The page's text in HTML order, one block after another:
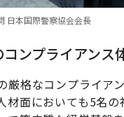
日本国際警察協会会長
ンプライアンス
厳格なコンプライア
材面においても5名